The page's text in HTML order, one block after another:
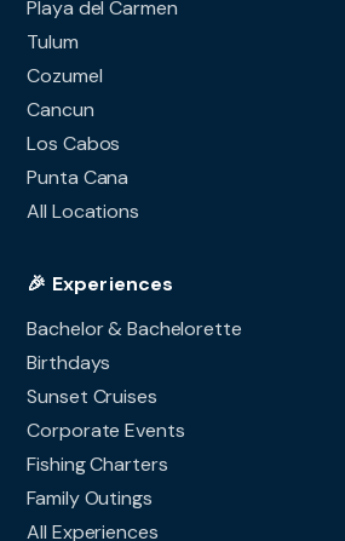
Playa del Carmen
Tulum
Cozumel
Cancun
Los Cabos
Punta Cana
All Locations
🎉 Experiences
Bachelor & Bachelorette
Birthdays
Sunset Cruises
Corporate Events
Fishing Charters
Family Outings
All Experiences